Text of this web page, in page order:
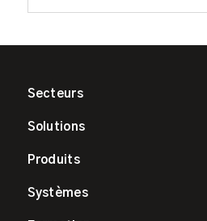
Secteurs
Solutions
Produits
Systèmes